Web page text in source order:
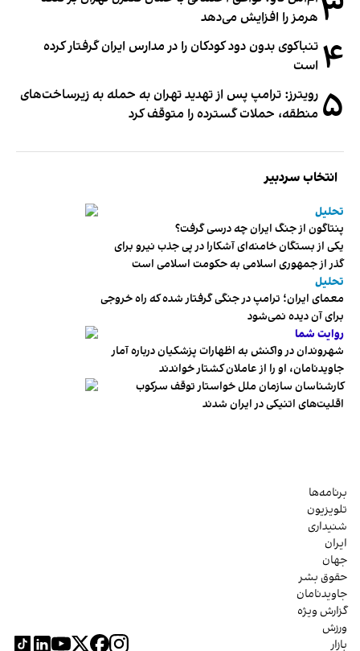
۳ هرمز را افزایش می‌دهد
۴ تنباکوی بدون دود کودکان را در مدارس ایران گرفتار کرده
است
۵ رویترز: ترامپ پس از تهدید تهران به حمله به زیرساخت‌های
منطقه، حملات گسترده را متوقف کرد
انتخاب سردبیر
تحلیل
پنتاگون از جنگ ایران چه درسی گرفت؟
یکی از بستگان خامنه‌ای آشکارا در پی جذب نیرو برای
گذر از جمهوری اسلامی به حکومت اسلامی است
تحلیل
معمای ایران؛ ترامپ در جنگی گرفتار شده که راه خروجی
برای آن دیده نمی‌شود
روایت شما
شهروندان در واکنش به اظهارات پزشکیان درباره آمار
جاویدنامان، او را از عاملان کشتار خواندند
کارشناسان سازمان ملل خواستار توقف سرکوب
اقلیت‌های اتنیکی در ایران شدند
برنامه‌ها
تلویزیون
شنیداری
ایران
جهان
حقوق بشر
جاویدنامان
گزارش ویژه
ورزش
بازار